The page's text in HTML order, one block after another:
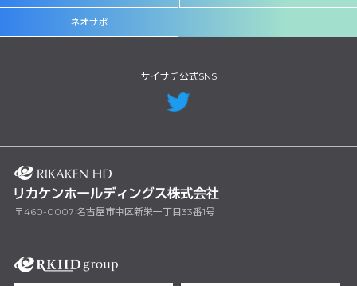
ネオサポ
サイサチ公式SNS
〒460-0007 名古屋市中区新栄一丁目33番1号